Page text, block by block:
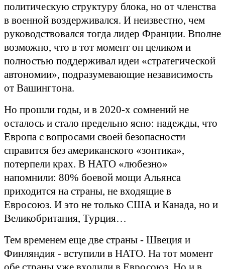
политическую структуру блока, но от членства
в военной воздерживался. И неизвестно, чем
руководствовался тогда лидер Франции. Вполне
возможно, что в тот момент он целиком и
полностью поддерживал идеи «стратегической
автономии», подразумевающие независимость
от Вашингтона.
Но прошли годы, и в 2020-х сомнений не
осталось и стало предельно ясно: надежды, что
Европа с вопросами своей безопасности
справится без американского «зонтика»,
потерпели крах. В НАТО «любезно»
напомнили: 80% боевой мощи Альянса
приходится на страны, не входящие в
Евросоюз. И это не только США и Канада, но и
Великобритания, Турция…
Тем временем еще две страны - Швеция и
Финляндия - вступили в НАТО. На тот момент